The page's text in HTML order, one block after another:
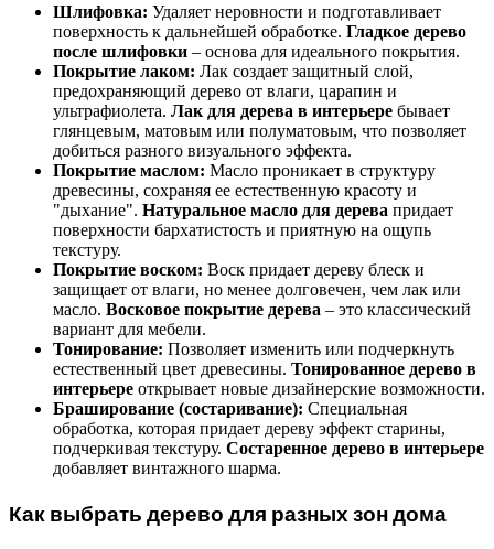
Шлифовка: Удаляет неровности и подготавливает
поверхность к дальнейшей обработке. Гладкое дерево
после шлифовки – основа для идеального покрытия.
Покрытие лаком: Лак создает защитный слой,
предохраняющий дерево от влаги, царапин и
ультрафиолета. Лак для дерева в интерьере бывает
глянцевым, матовым или полуматовым, что позволяет
добиться разного визуального эффекта.
Покрытие маслом: Масло проникает в структуру
древесины, сохраняя ее естественную красоту и
"дыхание". Натуральное масло для дерева придает
поверхности бархатистость и приятную на ощупь
текстуру.
Покрытие воском: Воск придает дереву блеск и
защищает от влаги, но менее долговечен, чем лак или
масло. Восковое покрытие дерева – это классический
вариант для мебели.
Тонирование: Позволяет изменить или подчеркнуть
естественный цвет древесины. Тонированное дерево в
интерьере открывает новые дизайнерские возможности.
Браширование (состаривание): Специальная
обработка, которая придает дереву эффект старины,
подчеркивая текстуру. Состаренное дерево в интерьере
добавляет винтажного шарма.
Как выбрать дерево для разных зон дома